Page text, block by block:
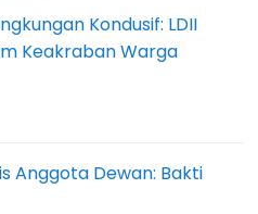
Kondusif: LDII
Keakraban Warga
Anggota Dewan: Bakti